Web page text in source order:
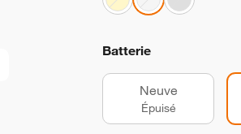
Batterie
Neuve
Épuisé